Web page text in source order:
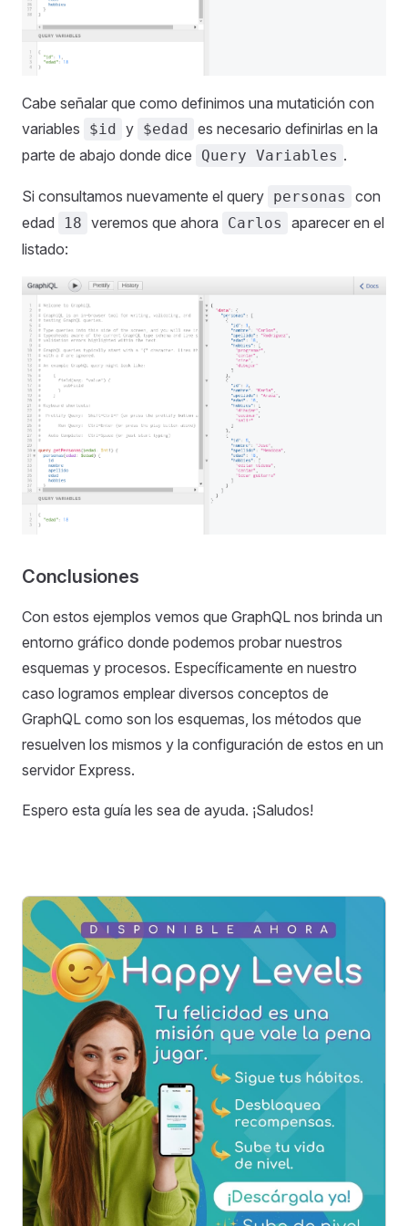
Cabe señalar que como definimos una mutatición con
variables
$id y $edad
es necesario definirlas en la
parte de abajo donde dice
Query Variables .
Si consultamos nuevamente el query personas
con
edad
18 veremos que ahora Carlos
aparecer en el
listado:
Conclusiones
Con estos ejemplos vemos que GraphQL nos brinda un
entorno gráfico donde podemos probar nuestros
esquemas y procesos. Específicamente en nuestro
caso logramos emplear diversos conceptos de
GraphQL como son los esquemas, los métodos que
resuelven los mismos y la configuración de estos en un
servidor Express.
Espero esta guía les sea de ayuda. ¡Saludos!